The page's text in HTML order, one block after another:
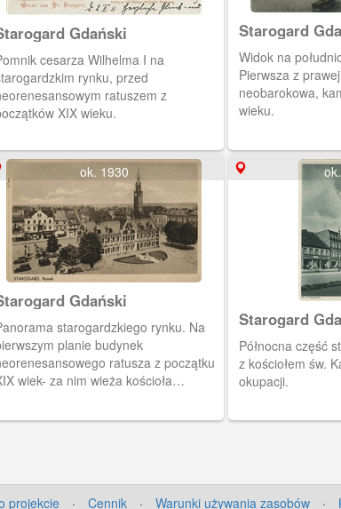
Gdański
cesarza Wilhelma I na
rynku, przed
ratuszem z
XIX wieku.
Starogard
Widok na
Pierwsza z
neobarokowa,
wieku.
ok. 1930
Gdański
starogardzkiego rynku. Na
planie budynek
ratusza z początku
wiek- za nim wieża kościoła
Starogard
Północna część
z kościołem św.
okupacji.
projekcie · Cennik · Warunki używania zasobów ·